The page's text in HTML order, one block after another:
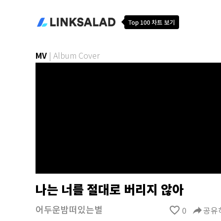
MV | Album Cover
나는 너를 절대로 버리지 않아
어두운밤떠있는별 favorite_border 0 reply공유